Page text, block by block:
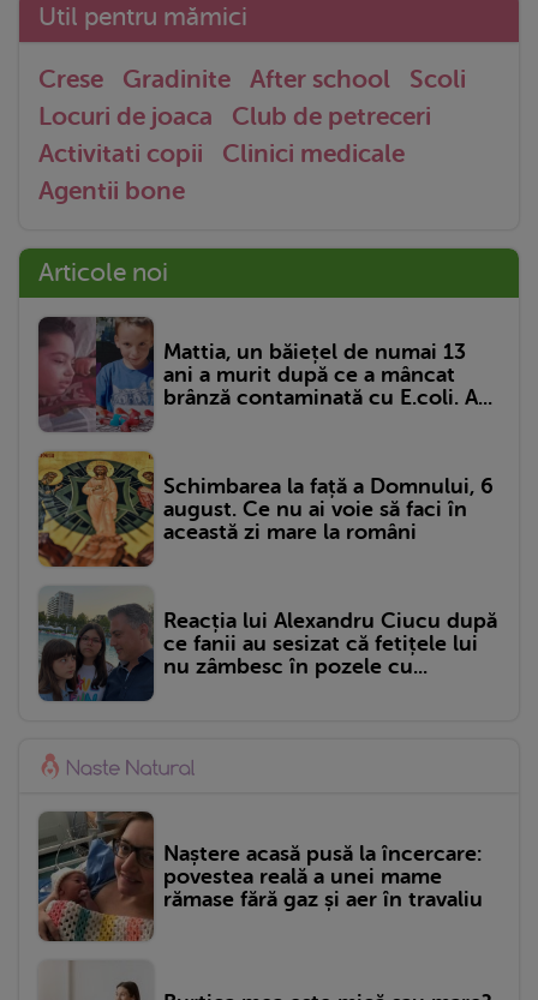
Util pentru mămici
Crese Gradinite After school
Scoli
Locuri de joaca
Club de petreceri
Activitati copii
Clinici medicale
Agentii bone
Articole noi
Mattia, un băiețel de numai 13
ani a murit după ce a mâncat
brânză contaminată cu E.coli. A...
Schimbarea la față a Domnului, 6
august. Ce nu ai voie să faci în
această zi mare la români
Reacția lui Alexandru Ciucu după
ce fanii au sesizat că fetițele lui
nu zâmbesc în pozele cu...
Naștere acasă pusă la încercare:
povestea reală a unei mame
rămase fără gaz și aer în travaliu